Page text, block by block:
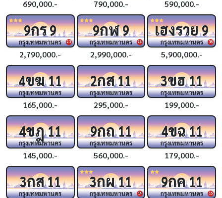
690,000.- 790,000.- 590,000.-
23
9กร9
กรุงเทพมหานคร
2,790,000.-
24
9กฬ9
กรุงเทพมหานคร
2,990,000.-
36
เฮงรวย9
กรุงเทพมหานคร
5,900,000.-
4ขฆ11
กรุงเทพมหานคร
165,000.-
2กส11
กรุงเทพมหานคร
295,000.-
3ขฮ11
กรุงเทพมหานคร
199,000.-
4ขฎ11
กรุงเทพมหานคร
145,000.-
9กถ11
กรุงเทพมหานคร
560,000.-
4ขฉ11
กรุงเทพมหานคร
179,000.-
3กส11
กรุงเทพมหานคร 14
3กผ11
กรุงเทพมหานคร 16
9กค11
กรุงเทพมหานคร